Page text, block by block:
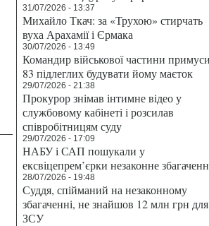
31/07/2026 - 13:37
Михайло Ткач: за «Трухою» стирчать
вуха Арахамії і Єрмака
30/07/2026 - 13:49
Командир військової частини
83 підлеглих будувати йому маєток
29/07/2026 - 21:38
Прокурор знімав інтимне відео у
службовому кабінеті і розсилав
співробітницям суду
29/07/2026 - 17:09
НАБУ і САП пошукали у
ексвіцепрем’єрки незаконне
28/07/2026 - 19:48
Суддя, спійманий на незаконному
збагаченні, не знайшов 12 млн грн для
ЗСУ